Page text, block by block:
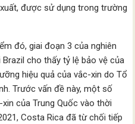
được sử dụng trong trường
đó, giai đoạn 3 của nghiên
cho thấy tỷ lệ bảo vệ của
hiệu quả của vắc-xin do Tổ
Trước vấn đề này, một số
của Trung Quốc vào thời
Costa Rica đã từ chối tiếp